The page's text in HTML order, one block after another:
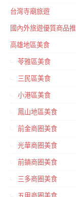
台灣寺廟旅遊
國內外旅遊優質商品
高雄地區美食
苓雅區美食
三民區美食
小港區美食
鳳山地區美食
前金商圈美食
光華商圈美食
前鎮商圈美食
三多商圈美食